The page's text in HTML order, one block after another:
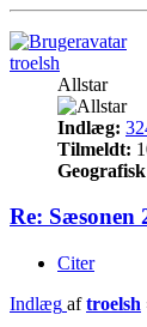
troelsh
Allstar
Indlæg:
Tilmeldt:
Re: Sæsonen
Citer
Indlæg aftroelsh